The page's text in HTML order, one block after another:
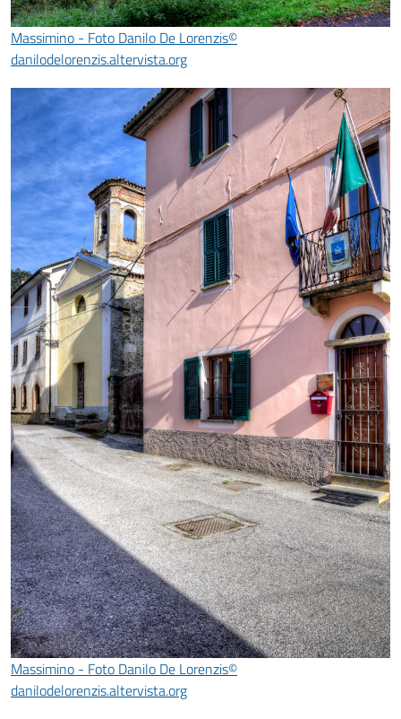
Massimino - Foto Danilo De Lorenzis©
danilodelorenzis.altervista.org
Massimino - Foto Danilo De Lorenzis©
danilodelorenzis.altervista.org